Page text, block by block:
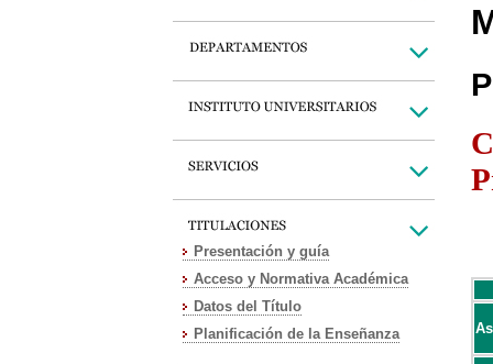
Presentación y guía
Acceso y Normativa Académica
Datos del Título
Planificación de la Enseñanza